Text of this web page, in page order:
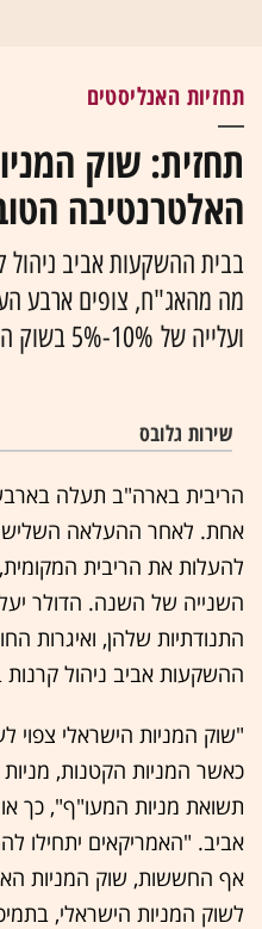
תחזיות האנליסטים
תחזית: שוק
האלטרנטיבה הטובה
בבית ההשקעות אביב ניהול
מה מהאג"ח, צופים ארבע
ועלייה של 10%-5% בשוק המניות בת"א
שירות גלובס
הריבית בארה"ב תעלה
אחת. לאחר ההעלאה
להעלות את הריבית
השנייה של השנה. הדולר
התנודתיות שלהן, ואיגרות
ההשקעות אביב ניהול קרנות
כאשר המניות הקטנות,
תשואת מניות המעו"ף", כך
אביב. "האמריקאים יתחילו
אף החששות, שוק המניות
לשוק המניות הישראלי,